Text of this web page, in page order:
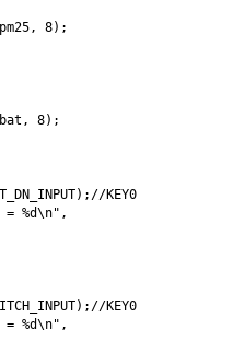
8);
8);
KEY0
= %d\n",
KEY0
= %d\n",